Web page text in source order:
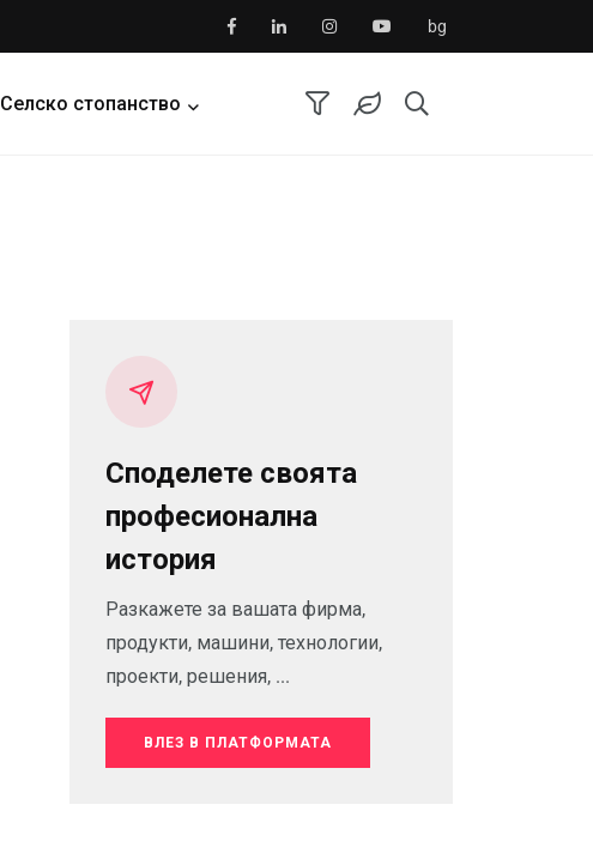
bg
Селско стопанство
Споделете своята
професионална
история
Разкажете за вашата фирма,
продукти, машини, технологии,
проекти, решения, ...
ВЛЕЗ В ПЛАТФОРМАТА